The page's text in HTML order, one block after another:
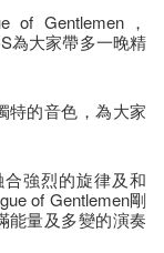
of Gentlemen，
為大家帶多一晚精
特的音色，為大家
強烈的旋律及和
of Gentlemen剛
能量及多變的演奏